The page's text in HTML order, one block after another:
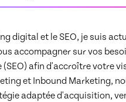
digital et le SEO, je suis
accompagner sur vos
(SEO) afin d'accroître votre
et Inbound Marketing,
adaptée d'acquisition,